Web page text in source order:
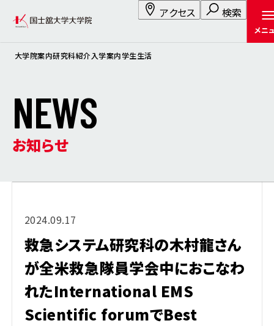
アクセス 検索
メニ
大学院案内研究科紹介 入学案内学生生活
NEWS
お知らせ
2024.09.17
救急システム研究科の木村龍さん
が全米救急隊員学会中におこなわ
れたInternational EMS
Scientific forumでBest